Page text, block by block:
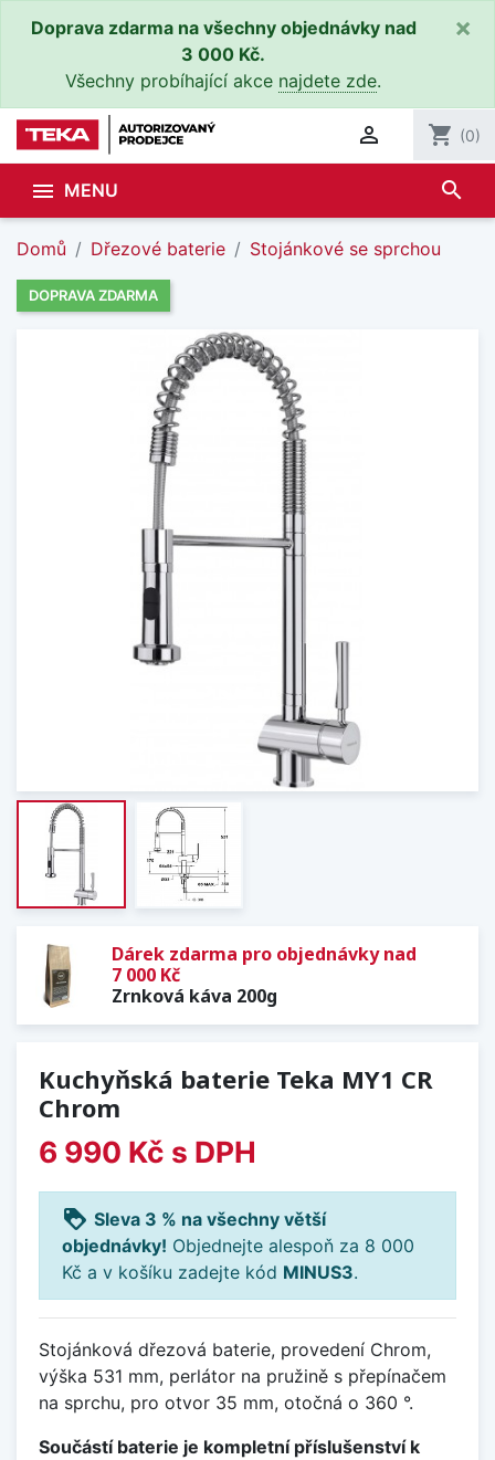
Doprava zdarma na všechny objednávky nad
3 000 Kč.
Všechny probíhající akce najdete zde.
×
 shopping_cart (0)
 MENU search
Domů Dřezové baterie Stojánkové se sprchou
DOPRAVA ZDARMA
Dárek zdarma pro objednávky nad
7 000 Kč
Zrnková káva 200g
Kuchyňská baterie Teka MY1 CR
Chrom
6 990 Kč s DPH
loyalty Sleva 3 % na všechny větší
objednávky! Objednejte alespoň za 8 000
Kč a v košíku zadejte kód MINUS3.
Stojánková dřezová baterie, provedení Chrom,
výška 531 mm, perlátor na pružině s přepínačem
na sprchu, pro otvor 35 mm, otočná o 360 °.
Součástí baterie je kompletní příslušenství k